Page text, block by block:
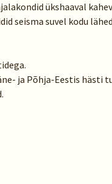
ükshaaval
seisma suvel kodu
ja Põhja-Eestis hästi